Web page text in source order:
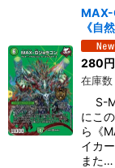
MAX-
《自然
280円
在庫
S-
にこ
ら《
イカ
また…